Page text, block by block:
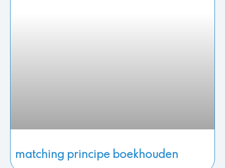
matching principe boekhouden